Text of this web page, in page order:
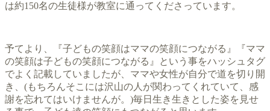
は約150名の生徒様が教室に通ってくださっています。
予てより、『子どもの笑顔はママの笑顔につながる』『ママ
の笑顔は子どもの笑顔につながる』という事をハッシュタグ
でよく記載していましたが、ママや女性が自分で道を切り開
き、(もちろんそこには沢山の人が関わってくれていて、感
謝を忘れてはいけませんが。)毎日生き生きとした姿を見せ